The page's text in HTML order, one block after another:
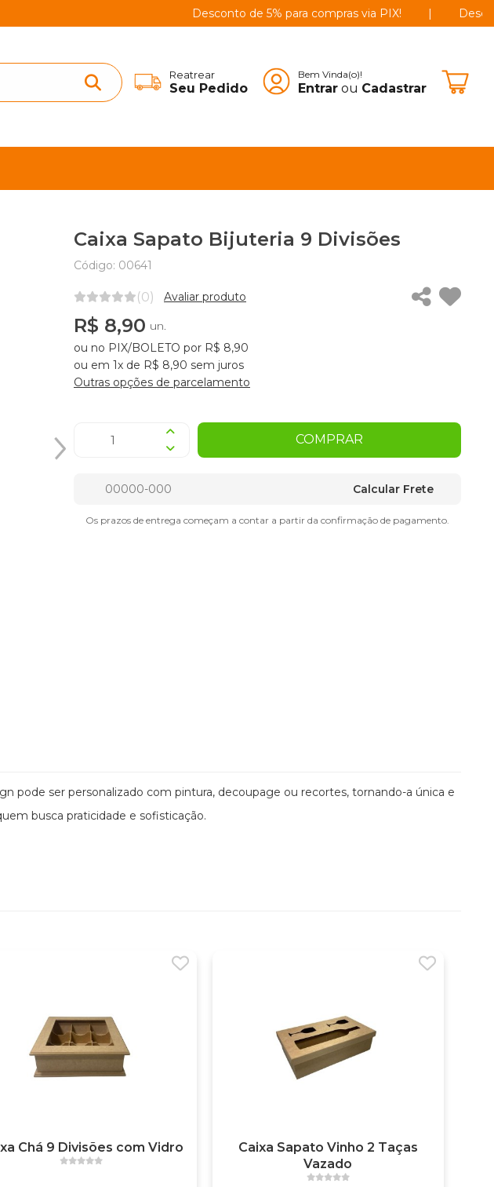
Desconto de 5% para compras via PIX! | Desconto
Reatrear
Seu Pedido
Bem Vinda(o)!
Entrar ou Cadastrar
Caixa Sapato Bijuteria 9 Divisões
Código: 00641
(0) Avaliar produto
R$ 8,90 un.
ou no PIX/BOLETO por R$ 8,90
ou em 1x de R$ 8,90 sem juros
Outras opções de parcelamento
COMPRAR
Calcular Frete
Os prazos de entrega começam a contar a partir da confirmação de pagamento.
pode ser personalizado com pintura, decoupage ou recortes, tornando-a única e
busca praticidade e sofisticação.
Chá 9 Divisões com Vidro
Caixa Sapato Vinho 2 Taças
Vazado